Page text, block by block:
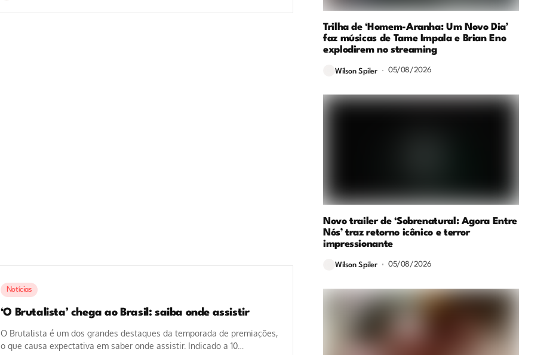
Notícias
‘O Brutalista’ chega ao Brasil: saiba onde assistir
O Brutalista é um dos grandes destaques da temporada de premiações,
o que causa expectativa em saber onde assistir. Indicado a 10
Trilha de ‘Homem-Aranha: Um Novo Dia’
faz músicas de Tame Impala e Brian Eno
explodirem no streaming
Wilson Spiler 05/08/2026
Novo trailer de ‘Sobrenatural: Agora Entre
Nós’ traz retorno icônico e terror
impressionante
Wilson Spiler 05/08/2026